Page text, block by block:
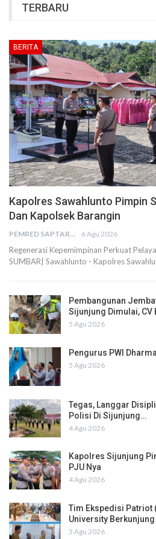
TERBARU
BERITA
Kapolres Sawahlunto Pimpin
Dan Kapolsek Barangin
PEMRED SAPTARIUS 6 Agu 2026
Regenerasi Kepemimpinan Perkuat
SUMBAR| Sawahlunto - Kapolres
Pembangunan
Sijunjung Dimulai,
5 Agu 2026
Pengurus PWI
5 Agu 2026
Tegas, Langgar
Polisi Di Sijunjung…
4 Agu 2026
Kapolres Sijunjung
PJU Nya
4 Agu 2026
Tim Ekspedisi Patriot
University
3 Agu 2026